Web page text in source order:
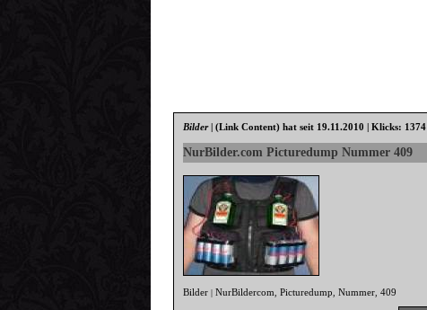
Bilder|(Link Content) hat seit 19.11.2010 | Klicks: 1374
NurBilder.com Picturedump Nummer 409
Bilder |NurBildercom ,Picturedump ,Nummer ,409